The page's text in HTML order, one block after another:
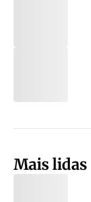
Mais lidas